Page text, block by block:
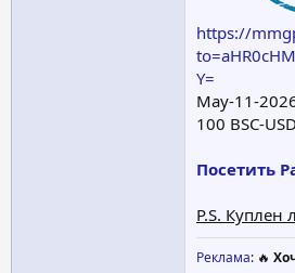
https://
Y=
May-11-
100 BSC-USD
Посетить
P.S.
Реклама: 🔥